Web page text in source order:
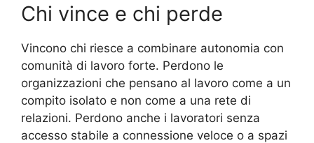
Chi vince e chi perde
Vincono chi riesce a combinare autonomia con
comunità di lavoro forte. Perdono le
organizzazioni che pensano al lavoro come a un
compito isolato e non come a una rete di
relazioni. Perdono anche i lavoratori senza
accesso stabile a connessione veloce o a spazi